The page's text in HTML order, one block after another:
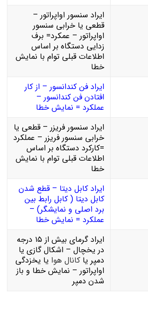
ایراد سنسور اواپراتور –
قطعی یا خرابی سنسور
اواپراتور – عمکرد= برف
زدایی دستگاه بر اساس
اطلاعات قبلی توام با نمایش
خطا
ایراد فن کندانسور – از کار
افتادن فن کندانسور –
عملکرد = نمایش خطا
ایراد سنسور فریزر – قطعی یا
خرابی سنسور فریزر – عملکرد
=کارکرد دستگاه بر اساس
اطلاعات قبلی توام با نمایش
خطا
ایراد کابل دیتا – قطع شدن
کابل دیتا ( کابل رابط بین
برد اصلی و نمایشگر) –
عملکرد = نمایش خطا
ایراد گرمای بیش از ۱۵ درجه
در یخچال – اشکال گازی یا
دمپر یاکانال هوا یا یخزدگی
اواپراتور – نمایش خطا و باز
شدن دمپر